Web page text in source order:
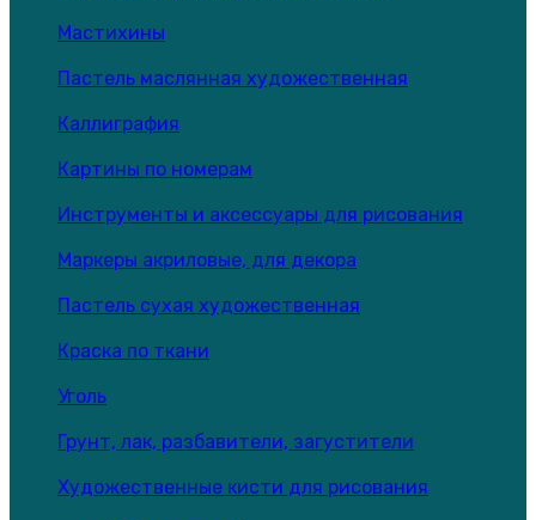
Мастихины
Пастель маслянная художественная
Каллиграфия
Картины по номерам
Инструменты и аксессуары для рисования
Маркеры акриловые, для декора
Пастель сухая художественная
Краска по ткани
Уголь
Грунт, лак, разбавители, загустители
Художественные кисти для рисования